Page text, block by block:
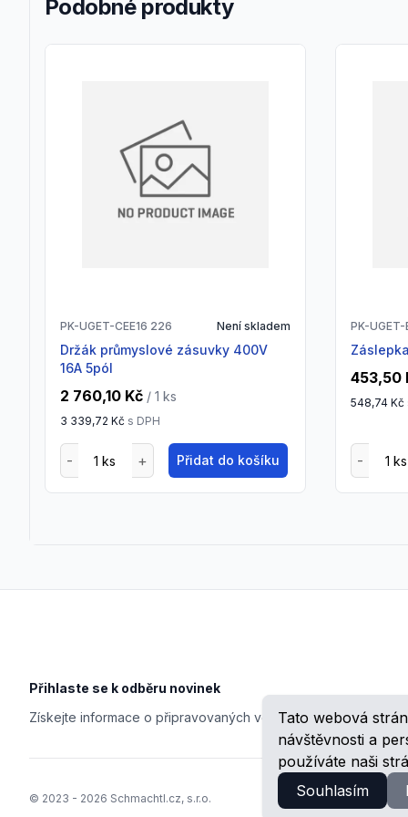
Tato webová
návštěvnosti a
používáte naši
Souhlasím
Podobné produkty
PK-UGET-CEE16 226 Není skladem
držák průmyslové zásuvky 400V
16A 5pól
2 760,10 Kč / 1 ks
3 339,72 Kč s DPH
Přidat do košíku
PK-
záslepka
453,50
548,74 Kč
Přihlaste se k odběru novinek
Získejte informace o připravovaných veletrzích, školeních,
© 2023 - 2026 Schmachtl.cz, s.r.o.